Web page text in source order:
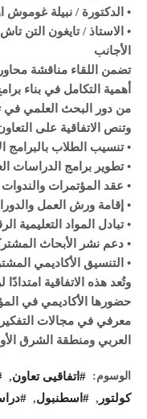
• الدكتورة / نبيلة غوموش
• الاستاذ / تايغون التن
الأجانب
تضمن اللقاء مناقشة
أهمية التكامل في بناء
من دور البحث العلمي في
وتنص الاتفاقية على
• تنسيب الطلاب بالبرامج
• تطوير برامج الدراسات
• عقد المؤتمرات والندوات
• إقامة ورش العمل
• تبادل المواد التعليمية
• دعم نشر الأبحاث
• التنسيق الأكاديمي
وتُعد هذه الاتفاقية
حضورها الأكاديمي في
معرفي في مجالات
العربي ومنطقة الشرق
الوسوم: اتفاقيى تعاون,
كولتور , اسطنبول,